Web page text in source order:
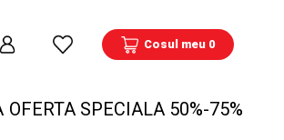
Cosul meu 0
OFERTA SPECIALA 50%-75%